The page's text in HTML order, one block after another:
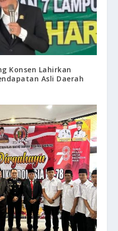
Konsen Lahirkan
Asli Daerah